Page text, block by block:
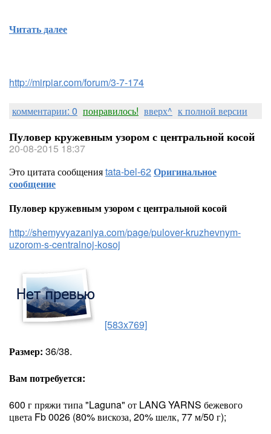
Читать далее
http://mirpiar.com/forum/3-7-174
комментарии: 0 понравилось! вверх^ к полной версии
Пуловер кружевным узором с центральной косой
20-08-2015 18:37
Это цитата сообщенияtata-bel-62Оригинальное
сообщение
Пуловер кружевным узором с центральной косой
http://shemyvyazaniya.com/page/pulover-kruzhevnym-
uzorom-s-centralnoj-kosoj
[583x769]
Размер: 36/38.
Вам потребуется:
600 г пряжи типа "Laguna" от LANG YARNS бежевого
цвета Fb 0026 (80% вискоза, 20% шелк, 77 м/50 г);